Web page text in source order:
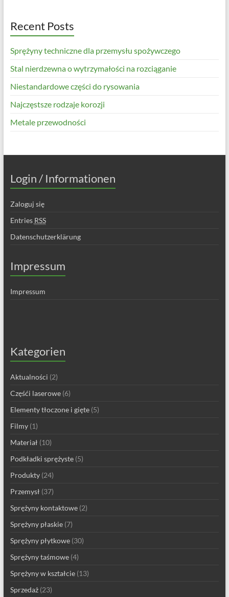
Recent Posts
Sprężyny techniczne dla przemysłu spożywczego
Stal nierdzewna o wytrzymałości na rozciąganie
Niestandardowe części do rysowania
Najczęstsze rodzaje korozji
Metale przewodności
Login / Informationen
Zaloguj się
Entries RSS
Datenschutzerklärung
Impressum
Impressum
Kategorien
Aktualności (2)
Częśći laserowe(6)
Elementy tłoczone i gięte(5)
Filmy(1)
Materiał (10)
Podkładki sprężyste(5)
Produkty(24)
Przemysł (37)
Sprężyny kontaktowe(2)
Sprężyny płaskie(7)
Sprężyny płytkowe(30)
Sprężyny taśmowe(4)
Sprężyny w kształcie(13)
Sprzedaż(23)